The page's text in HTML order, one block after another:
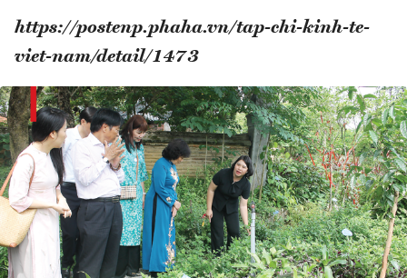
https://postenp.phaha.vn/tap-chi-kinh-te-
viet-nam/detail/1473